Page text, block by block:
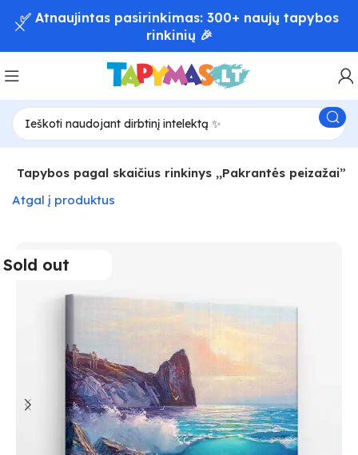
Tapybos pagal skaičius rinkinys ,,Pakrantės peizažai”
Atgal į produktus
Sold out
📦 Greitas užsakymų pristatymas – iki 48 val! 🚚